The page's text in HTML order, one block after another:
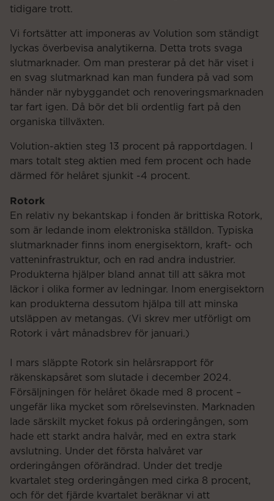
tidigare trott.
Vi fortsätter att imponeras av Volution som ständigt
lyckas överbevisa analytikerna. Detta trots svaga
slutmarknader. Om man presterar på det här viset i
en svag slutmarknad kan man fundera på vad som
händer när nybyggandet och renoveringsmarknaden
tar fart igen. Då bör det bli ordentlig fart på den
organiska tillväxten.
Volution-aktien steg 13 procent på rapportdagen. I
mars totalt steg aktien med fem procent och hade
därmed för helåret sjunkit -4 procent.
Rotork
En relativ ny bekantskap i fonden är brittiska Rotork,
som är ledande inom elektroniska ställdon. Typiska
slutmarknader finns inom energisektorn, kraft- och
vatteninfrastruktur, och en rad andra industrier.
Produkterna hjälper bland annat till att säkra mot
läckor i olika former av ledningar. Inom energisektorn
kan produkterna dessutom hjälpa till att minska
utsläppen av metangas. (Vi skrev mer utförligt om
Rotork i vårt månadsbrev för januari.)
I mars släppte Rotork sin helårsrapport för
räkenskapsåret som slutade i december 2024.
Försäljningen för helåret ökade med 8 procent –
ungefär lika mycket som rörelsevinsten. Marknaden
lade särskilt mycket fokus på orderingången, som
hade ett starkt andra halvår, med en extra stark
avslutning. Under det första halvåret var
orderingången oförändrad. Under det tredje
kvartalet steg orderingången med cirka 8 procent,
och för det fjärde kvartalet beräknar vi att